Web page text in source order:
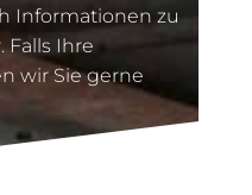
Informationen zu
Ihre
wir Sie gerne